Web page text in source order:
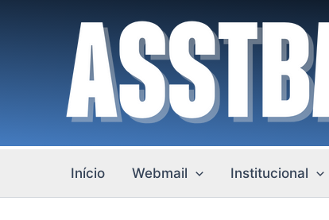
Início Webmail Institucional